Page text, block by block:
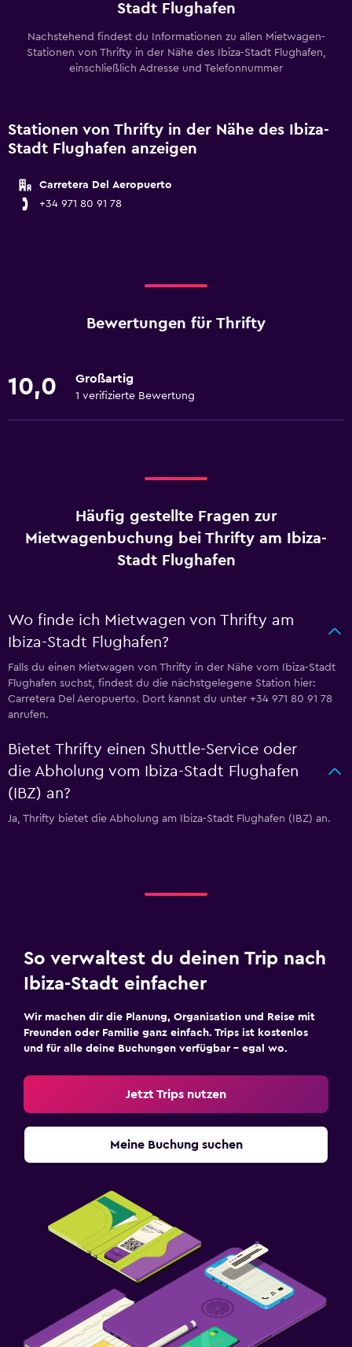
Stadt Flughafen
Nachstehend findest du Informationen zu allen Mietwagen-
Stationen von Thrifty in der Nähe des Ibiza-Stadt Flughafen,
einschließlich Adresse und Telefonnummer
Stationen von Thrifty in der Nähe des Ibiza-
Stadt Flughafen anzeigen
Carretera Del Aeropuerto
+34 971 80 91 78
Bewertungen für Thrifty
10,0 Großartig
1 verifizierte Bewertung
Häufig gestellte Fragen zur
Mietwagenbuchung bei Thrifty am Ibiza-
Stadt Flughafen
Wo finde ich Mietwagen von Thrifty am
Ibiza-Stadt Flughafen?
Falls du einen Mietwagen von Thrifty in der Nähe vom Ibiza-Stadt
Flughafen suchst, findest du die nächstgelegene Station hier:
Carretera Del Aeropuerto. Dort kannst du unter +34 971 80 91 78
anrufen.
Bietet Thrifty einen Shuttle-Service oder
die Abholung vom Ibiza-Stadt Flughafen
(IBZ) an?
Ja, Thrifty bietet die Abholung am Ibiza-Stadt Flughafen (IBZ) an.
So verwaltest du deinen Trip nach
Ibiza-Stadt einfacher
Wir machen dir die Planung, Organisation und Reise mit
Freunden oder Familie ganz einfach. Trips ist kostenlos
und für alle deine Buchungen verfügbar – egal wo.
Jetzt Trips nutzen
Meine Buchung suchen